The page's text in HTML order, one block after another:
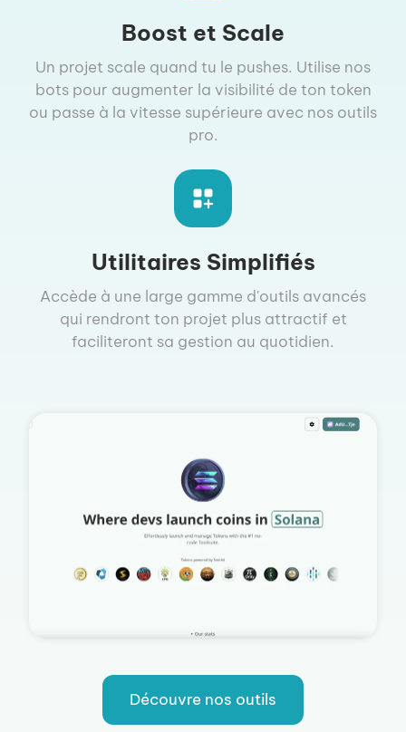
Boost et Scale
Un projet scale quand tu le pushes. Utilise nos
bots pour augmenter la visibilité de ton token
ou passe à la vitesse supérieure avec nos outils
pro.
Utilitaires Simplifiés
Accède à une large gamme d'outils avancés
qui rendront ton projet plus attractif et
faciliteront sa gestion au quotidien.
Découvre nos outils